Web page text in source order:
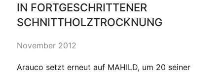
IN FORTGESCHRITTENER
SCHNITTHOLZTROCKNUNG
November 2012
Arauco setzt erneut auf MAHILD, um 20 seiner